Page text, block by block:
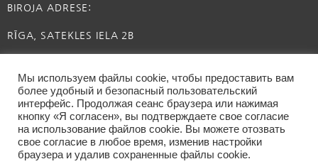
BIROJA ADRESE:
RĪGA, SATEKLES IELA 2B
Мы используем файлы cookie, чтобы предоставить вам
более удобный и безопасный пользовательский
интерфейс. Продолжая сеанс браузера или нажимая
кнопку «Я согласен», вы подтверждаете свое согласие
на использование файлов cookie. Вы можете отозвать
свое согласие в любое время, изменив настройки
браузера и удалив сохраненные файлы cookie.